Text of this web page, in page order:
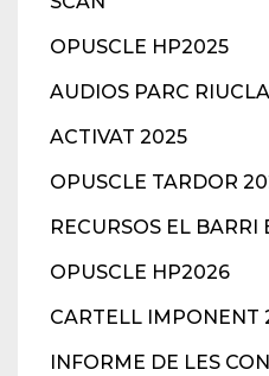
OPUSCLE HP2025
AUDIOS PARC
ACTIVAT 2025
OPUSCLE TARDOR
RECURSOS EL BARRI
OPUSCLE HP2026
CARTELL IMPONENT
INFORME DE LES